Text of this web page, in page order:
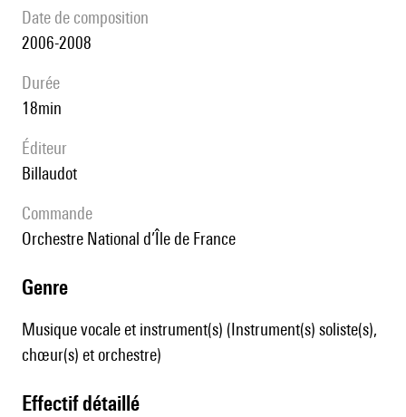
date de composition
2006-2008
durée
18min
éditeur
Billaudot
Commande
Orchestre National d’Île de France
genre
Musique vocale et instrument(s) (Instrument(s) soliste(s),
chœur(s) et orchestre)
effectif détaillé